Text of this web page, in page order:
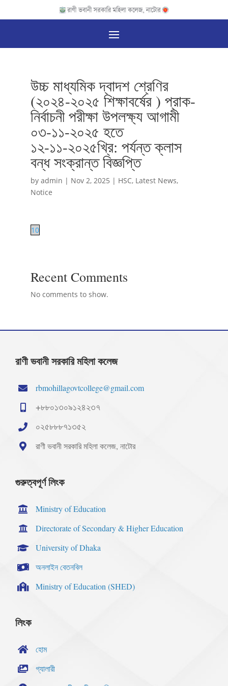
উচ্চ মাধ্যমিক দ্বাদশ শ্রেণির
(২০২৪-২০২৫ শিক্ষাবর্ষের ) প্রাক-
নির্বাচনী পরীক্ষা উপলক্ষ্য আগামী
০৩-১১-২০২৫ হতে
১২-১১-২০২৫খ্রি: পর্যন্ত ক্লাস
বন্ধ সংক্রান্ত বিজ্ঞপ্তি
by admin | Nov 2, 2025 | HSC, Latest News,
Notice
10
Recent Comments
No comments to show.
রাণী ভবানী সরকারি মহিলা কলেজ
rbmohillagovtcollege@gmail.com
+৮৮০১৩০৯১২৪২৩৭
০২৫৮৮৮৭১৩৫২
রাণী ভবানী সরকারি মহিলা কলেজ, নাটোর
গুরুত্বপূর্ণ লিংক
Ministry of Education
Directorate of Secondary & Higher Education
University of Dhaka
অনলাইন বেতনবিল
Ministry of Education (SHED)
লিংক
হোম
গ্যালারী